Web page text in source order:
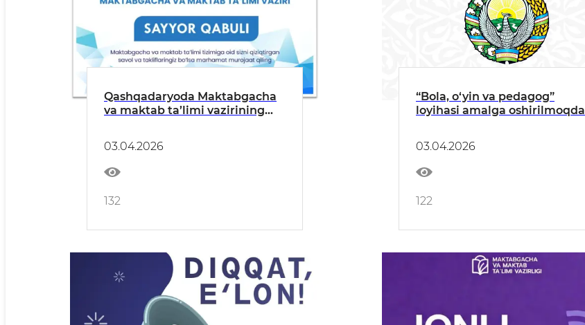
Qashqadaryoda Maktabgacha
va maktab ta’limi vazirining
etilmoqda
03.04.2026
132
“Bola, o‘yin va pedagog”
loyihasi amalga oshirilmoqda
03.04.2026
122